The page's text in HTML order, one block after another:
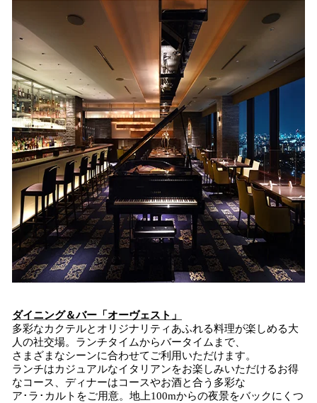
ダイニング＆バー「オーヴェスト」
多彩なカクテルとオリジナリティあふれる料理が楽しめる大
人の社交場。ランチタイムからバータイムまで、
さまざまなシーンに合わせてご利用いただけます。
ランチはカジュアルなイタリアンをお楽しみいただけるお得
なコース、ディナーはコースやお酒と合う多彩な
ア･ラ･カルトをご用意。地上100mからの夜景をバックにくつ